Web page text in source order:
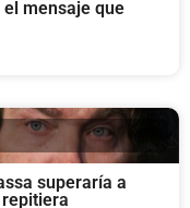
mensaje que
superaría a